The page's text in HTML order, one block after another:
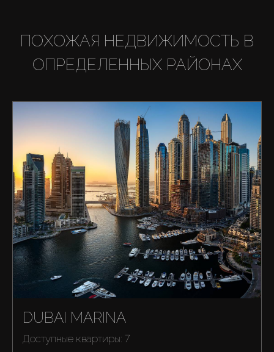
ПОХОЖАЯ НЕДВИЖИМОСТЬ В
ОПРЕДЕЛЕННЫХ РАЙОНАХ
DUBAI MARINA
Доступные квартиры: 7